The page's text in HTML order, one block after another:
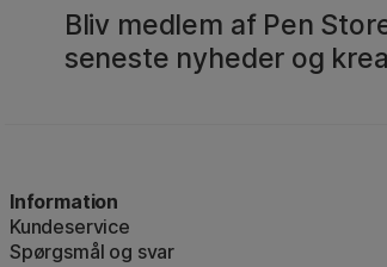
Bliv medlem af Pen
seneste nyheder og
Information
Kundeservice
Spørgsmål og svar